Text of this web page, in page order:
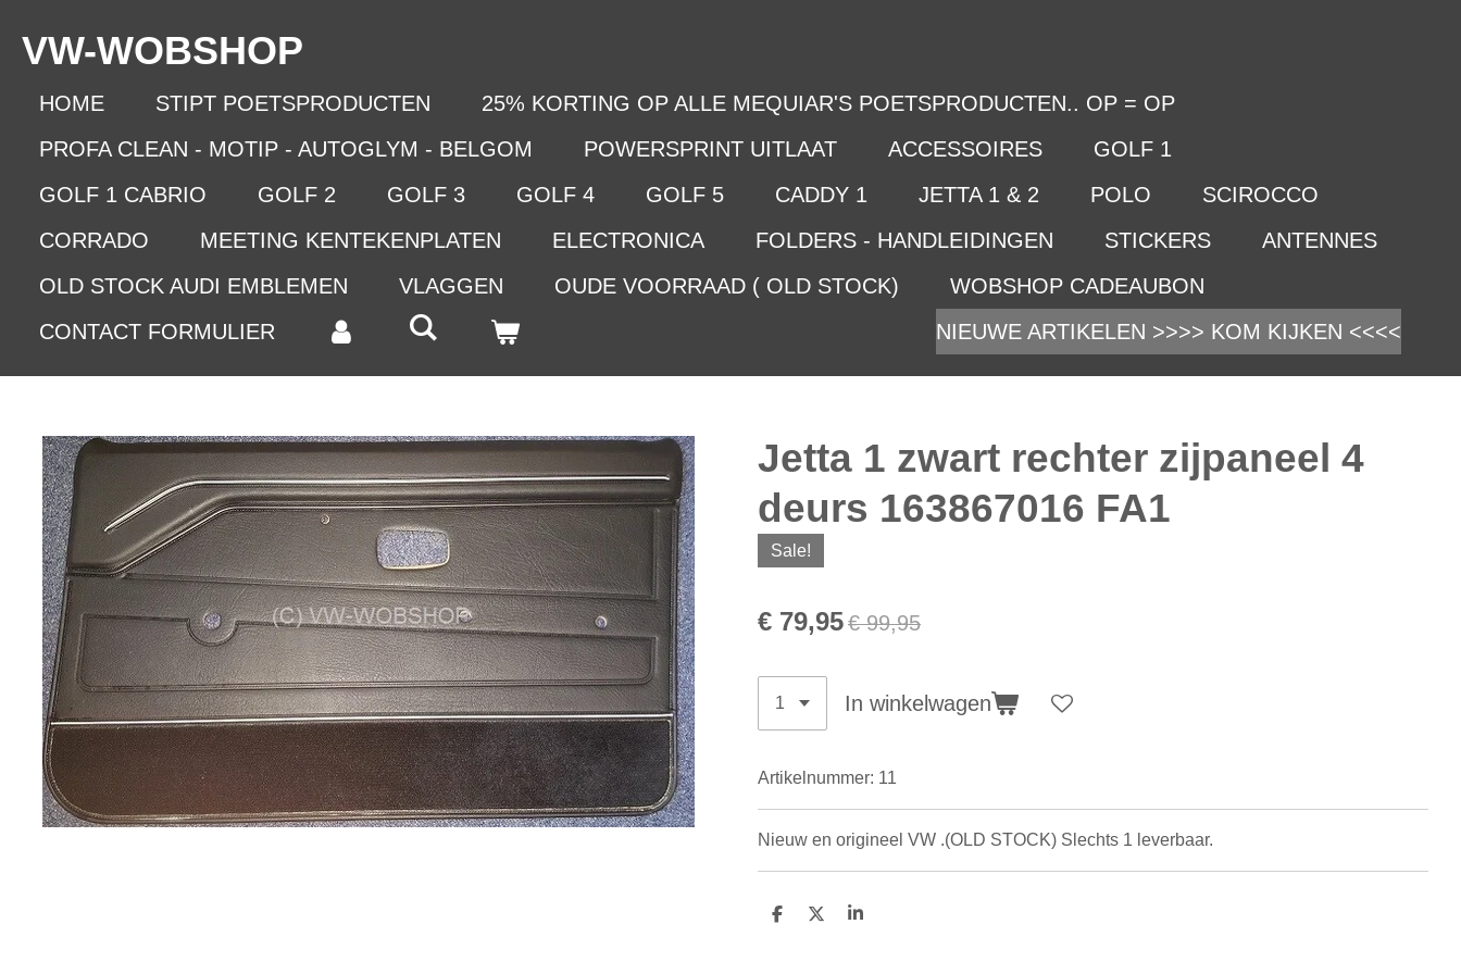
direct
VW-WOBSHOP
HOME STIPT POETSPRODUCTEN
25% KORTING OP ALLE MEQUIAR'S POETSPRODUCTEN.. OP = OP
PROFA CLEAN - MOTIP - AUTOGLYM - BELGOM
POWERSPRINT UITLAAT ACCESSOIRES
GOLF 1
GOLF 1 CABRIO
GOLF 2 GOLF 3 GOLF 4 GOLF 5 CADDY 1 JETTA 1 & 2 POLO
SCIROCCO
CORRADO
MEETING KENTEKENPLATEN ELECTRONICA FOLDERS - HANDLEIDINGEN STICKERS
ANTENNES
OLD STOCK AUDI EMBLEMEN
VLAGGEN OUDE VOORRAAD ( OLD STOCK)
WOBSHOP CADEAUBON
CONTACT FORMULIER
NIEUWE ARTIKELEN >>>> KOM KIJKEN <<<<
Jetta 1 zwart rechter zijpaneel 4
deurs 163867016 FA1
Sale!
€ 79,95€ 99,95
In winkelwagen
Artikelnummer: 11
Nieuw en origineel VW .(OLD STOCK) Slechts 1 leverbaar.
D
D
S